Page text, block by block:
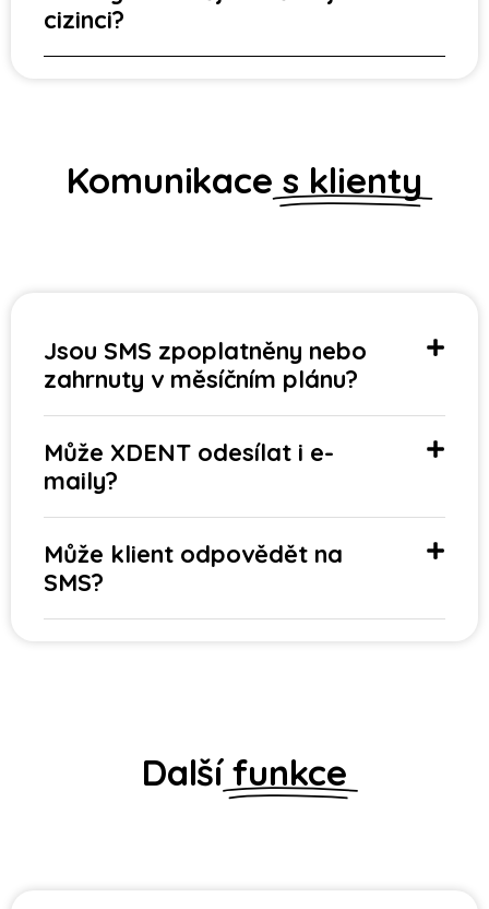
cizinci?
Komunikace s klienty
Jsou SMS zpoplatněny nebo
zahrnuty v měsíčním plánu?
Může XDENT odesílat i e-
maily?
Může klient odpovědět na
SMS?
Další funkce